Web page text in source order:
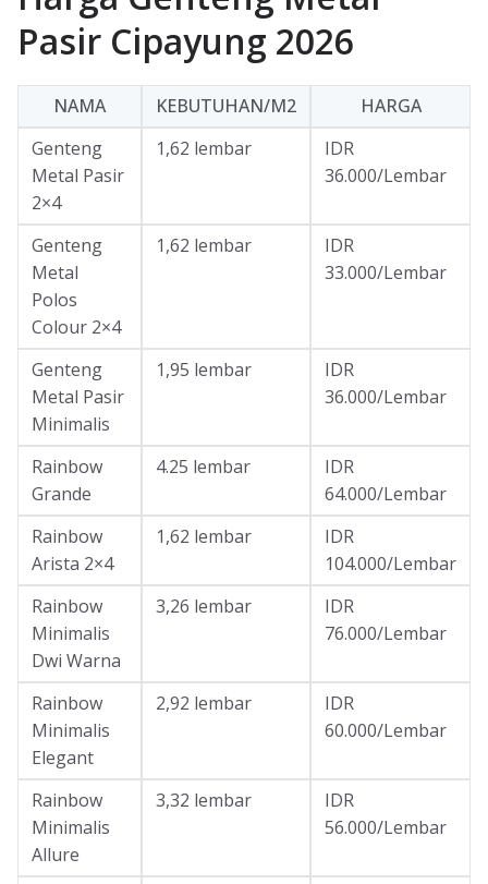
Pasir Cipayung 2026
NAMA KEBUTUHAN/M2
HARGA
Genteng
Metal Pasir
2×4
1,62 lembar
IDR
36.000/Lembar
Genteng
Metal
Polos
Colour 2×4
1,62 lembar
IDR
33.000/Lembar
Genteng
Metal Pasir
Minimalis
1,95 lembar
IDR
36.000/Lembar
Rainbow
Grande
4.25 lembar
IDR
64.000/Lembar
Rainbow
Arista 2×4
1,62 lembar
IDR
104.000/Lembar
Rainbow
Minimalis
Dwi Warna
3,26 lembar
IDR
76.000/Lembar
Rainbow
Minimalis
Elegant
2,92 lembar
IDR
60.000/Lembar
Rainbow
Minimalis
Allure
3,32 lembar
IDR
56.000/Lembar